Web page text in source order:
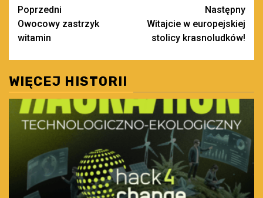
Zobacz
wpisy
Poprzedni
Owocowy zastrzyk
witamin
Następny
Witajcie w europejskiej
stolicy krasnoludków!
WIĘCEJ HISTORII